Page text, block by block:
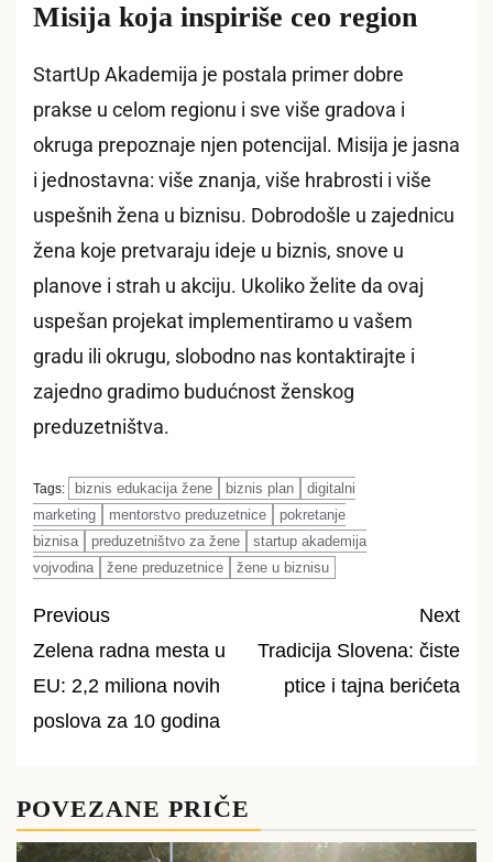
Misija koja inspiriše ceo region
StartUp Akademija je postala primer dobre
prakse u celom regionu i sve više gradova i
okruga prepoznaje njen potencijal. Misija je jasna
i jednostavna: više znanja, više hrabrosti i više
uspešnih žena u biznisu. Dobrodošle u zajednicu
žena koje pretvaraju ideje u biznis, snove u
planove i strah u akciju. Ukoliko želite da ovaj
uspešan projekat implementiramo u vašem
gradu ili okrugu, slobodno nas kontaktirajte i
zajedno gradimo budućnost ženskog
preduzetništva.
Tags: biznis edukacija žene biznis plan
digitalni
marketing
mentorstvo preduzetnice
pokretanje
biznisa
preduzetništvo za žene
startup akademija
vojvodina
žene preduzetnice žene u biznisu
Post
navigation
Previous
Zelena radna mesta u
EU: 2,2 miliona novih
poslova za 10 godina
Next
Tradicija Slovena: čiste
ptice i tajna berićeta
POVEZANE PRIČE